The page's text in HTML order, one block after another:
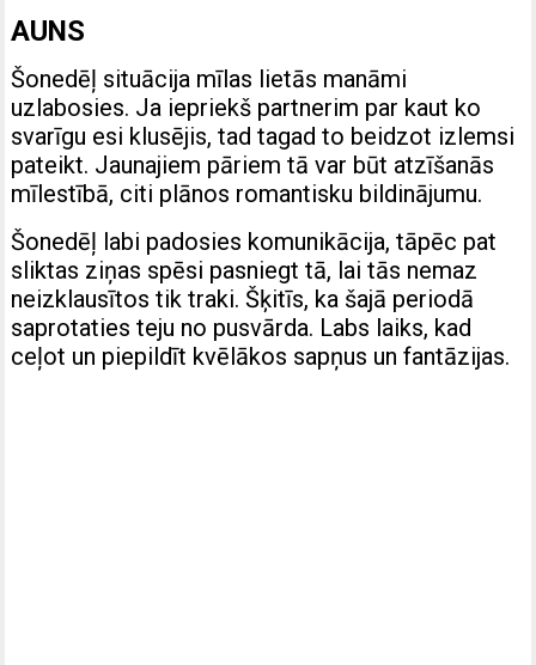
AUNS
Šonedēļ situācija mīlas lietās manāmi
uzlabosies. Ja iepriekš partnerim par kaut ko
svarīgu esi klusējis, tad tagad to beidzot izlemsi
pateikt. Jaunajiem pāriem tā var būt atzīšanās
mīlestībā, citi plānos romantisku bildinājumu.
Šonedēļ labi padosies komunikācija, tāpēc pat
sliktas ziņas spēsi pasniegt tā, lai tās nemaz
neizklausītos tik traki. Šķitīs, ka šajā periodā
saprotaties teju no pusvārda. Labs laiks, kad
ceļot un piepildīt kvēlākos sapņus un fantāzijas.